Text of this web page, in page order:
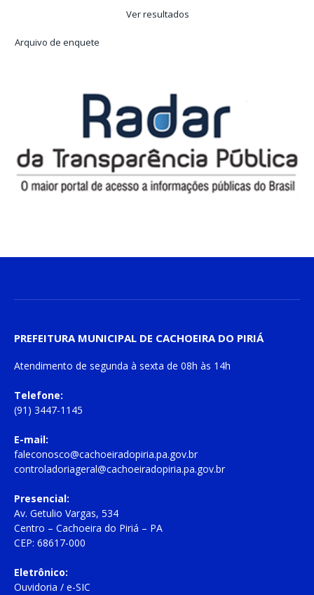
Ver resultados
Arquivo de enquete
PREFEITURA MUNICIPAL DE CACHOEIRA DO PIRIÁ
Atendimento de segunda à sexta de 08h às 14h
Telefone:
(91) 3447-1145
E-mail:
faleconosco@cachoeiradopiria.pa.gov.br
controladoriageral@cachoeiradopiria.pa.gov.br
Presencial:
Av. Getulio Vargas, 534
Centro – Cachoeira do Piriá – PA
CEP: 68617-000
Eletrônico:
Ouvidoria / e-SIC